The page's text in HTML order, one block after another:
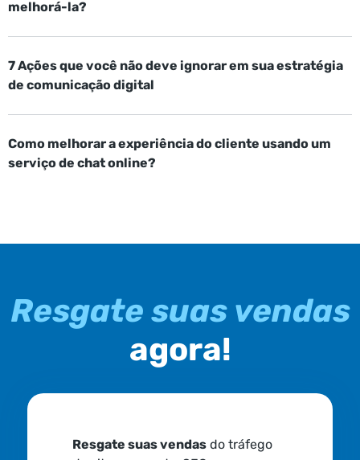
melhorá-la?
7 Ações que você não deve ignorar em sua estratégia
de comunicação digital
Como melhorar a experiência do cliente usando um
serviço de chat online?
Resgate suas vendas
agora!
Resgate suas vendasdo tráfego